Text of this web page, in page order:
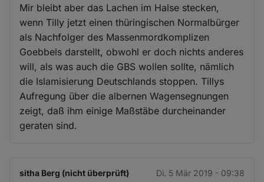
Mir bleibt aber das Lachen im Halse stecken,
wenn Tilly jetzt einen thüringischen Normalbürger
als Nachfolger des Massenmordkomplizen
Goebbels darstellt, obwohl er doch nichts anderes
will, als was auch die GBS wollen sollte, nämlich
die Islamisierung Deutschlands stoppen. Tillys
Aufregung über die albernen Wagensegnungen
zeigt, daß ihm einige Maßstäbe durcheinander
geraten sind.
sitha Berg (nicht überprüft) Di. 5 Mär 2019 - 09:38